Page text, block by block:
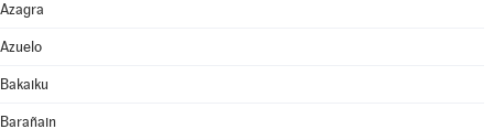
Azagra
Azuelo
Bakaiku
Barañain